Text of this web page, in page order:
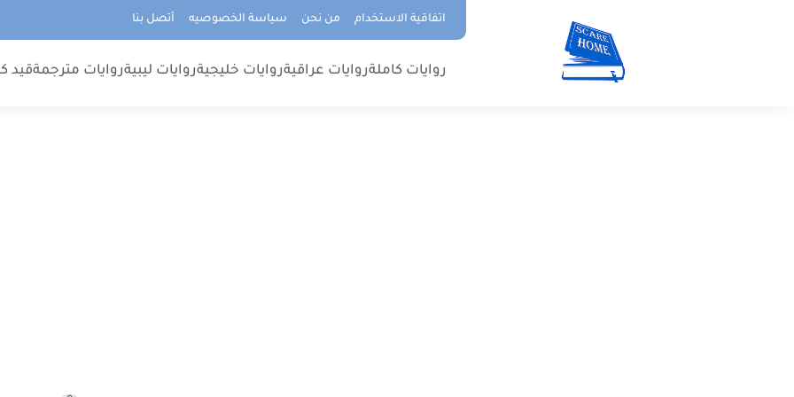
اتفاقية الاستخدام من نحن سياسة الخصوصيه أتصل بنا
روايات كاملةروايات عراقيةروايات خليجيةروايات ليبيةروايات مترجمةقيد